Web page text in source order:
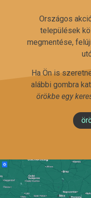
Országos
települések
megmentése,
Ha Ön is
alábbi gombra
örökbe egy